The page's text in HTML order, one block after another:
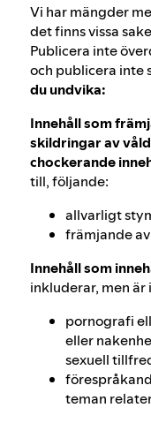
Vi har mängder
det finns vissa
Publicera inte
och publicera inte
du undvika:
Innehåll som
skildringar av
chockerande
till, följande:
allvarligt
främjande
Innehåll som
inkluderar, men
pornografi
eller
sexuell
teman